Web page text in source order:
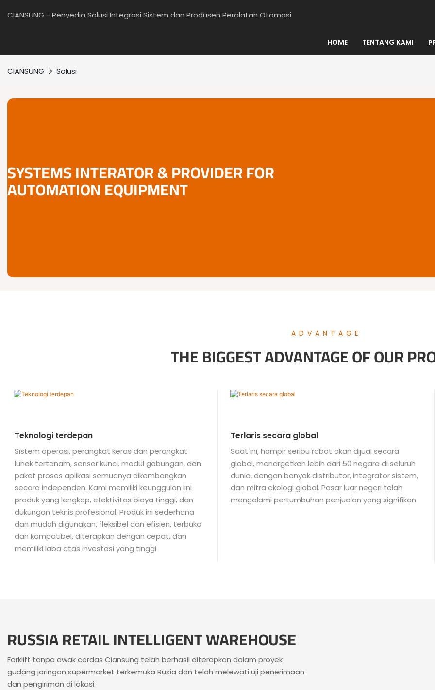
CIANSUNG - Penyedia Solusi Integrasi Sistem dan Produsen Peralatan Otomasi
HOME TENTANG KAMI
CIANSUNG Solusi
SYSTEMS INTERATOR & PROVIDER FOR
AUTOMATION EQUIPMENT
ADVANTAGE
THE BIGGEST ADVANTAGE OF OUR
Teknologi terdepan
Sistem operasi, perangkat keras dan perangkat
lunak tertanam, sensor kunci, modul gabungan, dan
paket proses aplikasi semuanya dikembangkan
secara independen. Kami memiliki keunggulan lini
produk yang lengkap, efektivitas biaya tinggi, dan
dukungan teknis profesional. Produk ini sederhana
dan mudah digunakan, fleksibel dan efisien, terbuka
dan kompatibel, diterapkan dengan cepat, dan
memiliki laba atas investasi yang tinggi
Terlaris secara global
Saat ini, hampir seribu robot akan dijual secara
global, menargetkan lebih dari 50 negara di seluruh
dunia, dengan banyak distributor, integrator sistem,
dan mitra ekologi global. Pasar luar negeri telah
mengalami pertumbuhan penjualan yang signifikan
RUSSIA RETAIL INTELLIGENT WAREHOUSE
Forklift tanpa awak cerdas Ciansung telah berhasil diterapkan dalam proyek
gudang jaringan supermarket terkemuka Rusia dan telah melewati uji penerimaan
dan pengiriman di lokasi.